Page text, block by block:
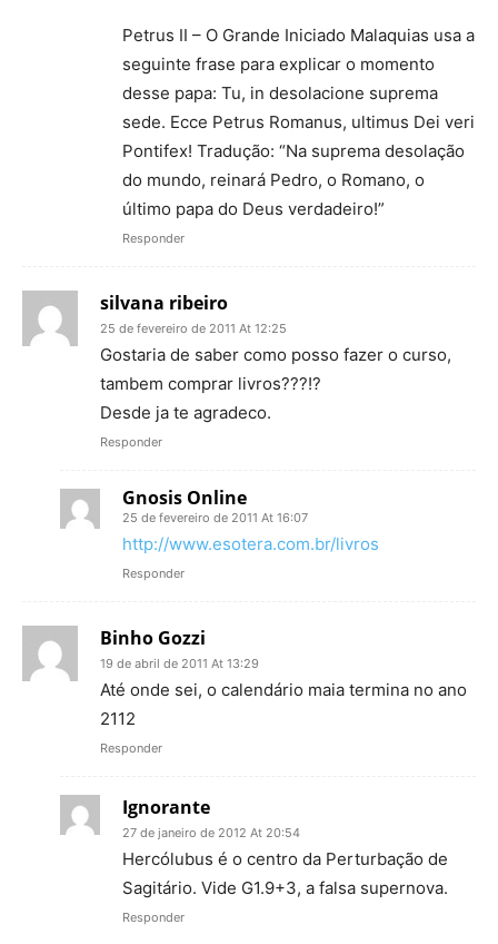
Petrus II – O Grande Iniciado Malaquias usa a
seguinte frase para explicar o momento
desse papa: Tu, in desolacione suprema
sede. Ecce Petrus Romanus, ultimus Dei veri
Pontifex! Tradução: “Na suprema desolação
do mundo, reinará Pedro, o Romano, o
último papa do Deus verdadeiro!”
Responder
silvana ribeiro
25 de fevereiro de 2011 At 12:25
Gostaria de saber como posso fazer o curso,
tambem comprar livros???!?
Desde ja te agradeco.
Responder
Gnosis Online
25 de fevereiro de 2011 At 16:07
http://www.esotera.com.br/livros
Responder
Binho Gozzi
19 de abril de 2011 At 13:29
Até onde sei, o calendário maia termina no ano
2112
Responder
Ignorante
27 de janeiro de 2012 At 20:54
Hercólubus é o centro da Perturbação de
Sagitário. Vide G1.9+3, a falsa supernova.
Responder